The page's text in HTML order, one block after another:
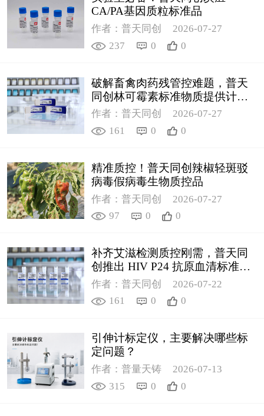
CA/PA基因质粒标准品
作者：普天同创
2026-07-27
237
0 0
破解畜禽肉药残管控难题，普天
同创林可霉素标准物质提供计量
支撑
作者：普天同创
2026-07-27
161
0 0
精准质控！普天同创辣椒轻斑驳
病毒假病毒生物质控品
作者：普天同创
2026-07-27
97
0 0
补齐艾滋检测质控刚需，普天同
创推出 HIV P24 抗原血清标准物
质
作者：普天同创
2026-07-22
161
0 0
引伸计标定仪，主要解决哪些标
定问题？
作者：普量天铸
2026-07-13
315
0 0